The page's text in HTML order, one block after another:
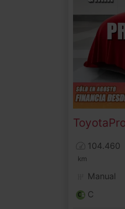
Toyota
104.460
km
Manual
C